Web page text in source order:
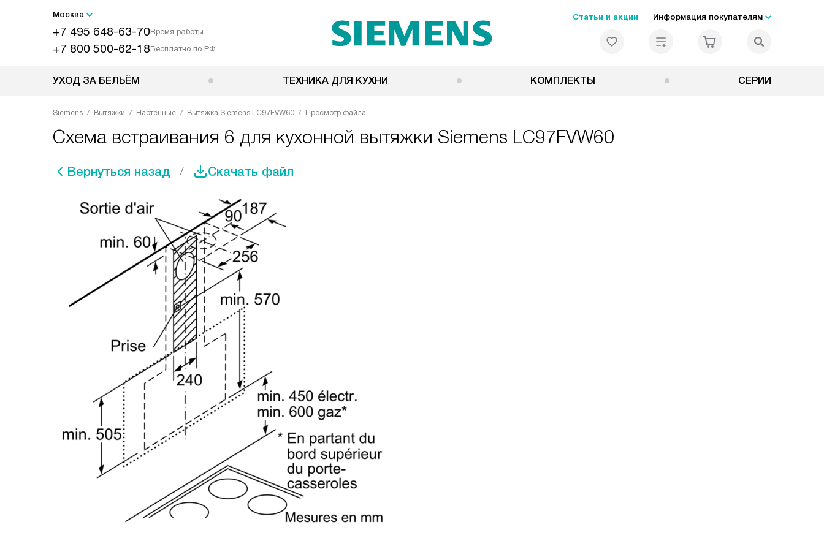
Москва
+7 495 648-63-70Время работы
+7 800 500-62-18Бесплатно по РФ
Статьи и акции Информация покупателям
УХОД ЗА БЕЛЬЁМ ТЕХНИКА ДЛЯ КУХНИ КОМПЛЕКТЫ СЕРИИ
Siemens Вытяжки Настенные Вытяжка Siemens LC97FVW60 Просмотр файла
Схема встраивания 6 для кухонной вытяжки Siemens LC97FVW60
Вернуться назад Скачать файл